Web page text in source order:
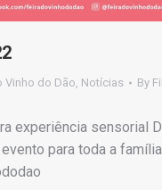
Vinho do Dão, Notícias By
experiência sensorial
para toda a família